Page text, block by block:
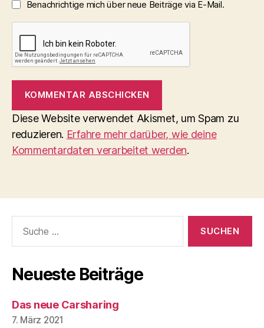
Benachrichtige mich über neue Beiträge via E-Mail.
Diese Website verwendet Akismet, um Spam zu
reduzieren. Erfahre mehr darüber, wie deine
Kommentardaten verarbeitet werden.
nach:
Neueste Beiträge
Das neue Carsharing
7. März 2021